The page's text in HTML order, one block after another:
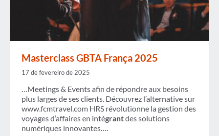
Masterclass GBTA França 2025
17 de fevereiro de 2025
…Meetings & Events afin de répondre aux besoins
plus larges de ses clients. Découvrez l’alternative sur
www.fcmtravel.com HRS révolutionne la gestion des
voyages d’affaires en intégrantdes solutions
numériques innovantes….